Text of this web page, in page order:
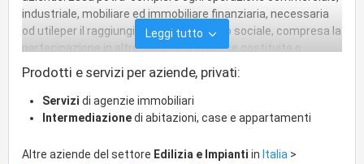
industriale, mobiliare ed immobiliare finanziaria, necessaria
od utileper il raggiungimento dello scopo sociale, compresa la
partecipazione in altre societa' o imprese costituite o
costituende, aventi oggetto analogo al proprio.
Leggi tutto
Prodotti e servizi per aziende, privati:
Servizi di agenzie immobiliari
Intermediazionedi abitazioni, case e appartamenti
Altre aziende del settore Edilizia e Impianti in Italia >